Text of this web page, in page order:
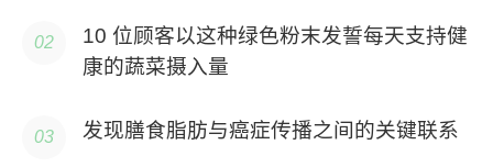
10 位顾客以这种绿色粉末发誓每天支持健
康的蔬菜摄入量
发现膳食脂肪与癌症传播之间的关键联系